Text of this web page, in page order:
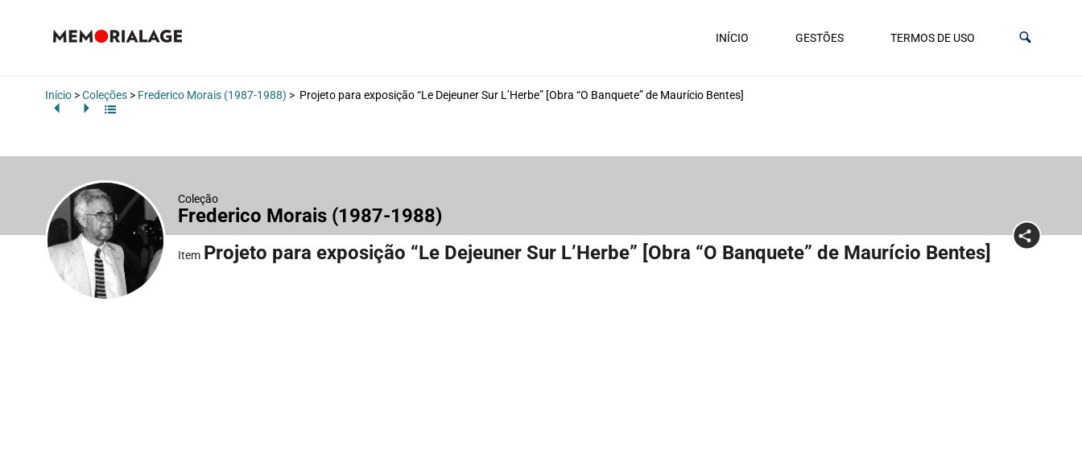
INÍCIO GESTÕES TERMOS DE USO
Início >Coleções > Frederico Morais (1987-1988) > Projeto para exposição “Le Dejeuner Sur L’Herbe” [Obra “O Banquete” de Maurício Bentes]
Coleção
Frederico Morais (1987-1988)
Item Projeto para exposição “Le Dejeuner Sur L’Herbe” [Obra “O Banquete” de Maurício Bentes]